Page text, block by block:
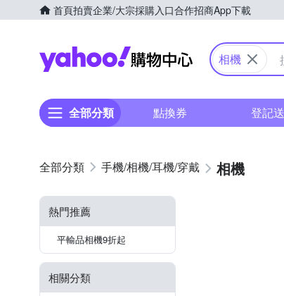
首頁拍賣企業/大宗採購入口合作招商App下載
Yahoo購物中心
相機
全部分類 點換券 登記送
手機/相機/耳機/穿戴 相機
熱門推薦
平輸品相機9折起
相關分類